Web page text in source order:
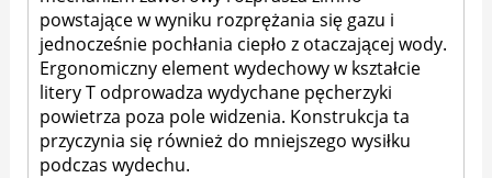
powstające w wyniku rozprężania się gazu i
jednocześnie pochłania ciepło z otaczającej wody.
Ergonomiczny element wydechowy w kształcie
litery T odprowadza wydychane pęcherzyki
powietrza poza pole widzenia. Konstrukcja ta
przyczynia się również do mniejszego wysiłku
podczas wydechu.